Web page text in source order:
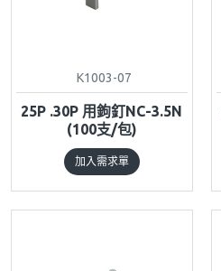
K1003-07
25P .30P 用鉤釘NC-3.5N
(100支/包)
加入需求單